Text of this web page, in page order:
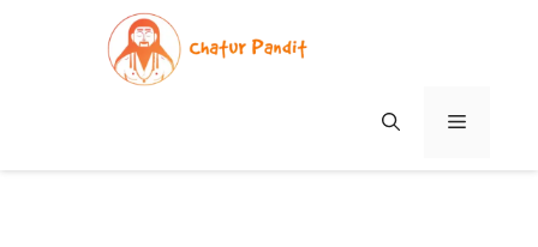
MENU